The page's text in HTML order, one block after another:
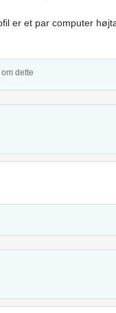
er et par computer
dette